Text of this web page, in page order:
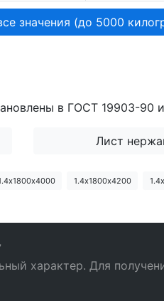
значения (до 5000
в ГОСТ 19903-90
Лист
1.4х1800х4200
характер. Для